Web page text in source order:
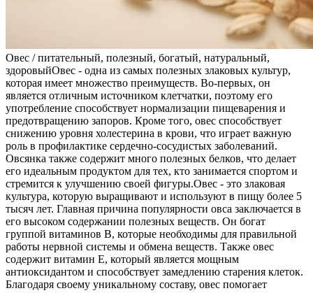
Овес / питательный, полезный, богатый, натуральный,
здоровыйОвес - одна из самых полезных злаковых культур,
которая имеет множество преимуществ. Во-первых, он
является отличным источником клетчатки, поэтому его
употребление способствует нормализации пищеварения и
предотвращению запоров. Кроме того, овес способствует
снижению уровня холестерина в крови, что играет важную
роль в профилактике сердечно-сосудистых заболеваний.
Овсянка также содержит много полезных белков, что делает
его идеальным продуктом для тех, кто занимается спортом и
стремится к улучшению своей фигуры.Овес - это злаковая
культура, которую выращивают и используют в пищу более 5
тысяч лет. Главная причина популярности овса заключается в
его высоком содержании полезных веществ. Он богат
группой витаминов B, которые необходимы для правильной
работы нервной системы и обмена веществ. Также овес
содержит витамин E, который является мощным
антиоксидантом и способствует замедлению старения клеток.
Благодаря своему уникальному составу, овес помогает